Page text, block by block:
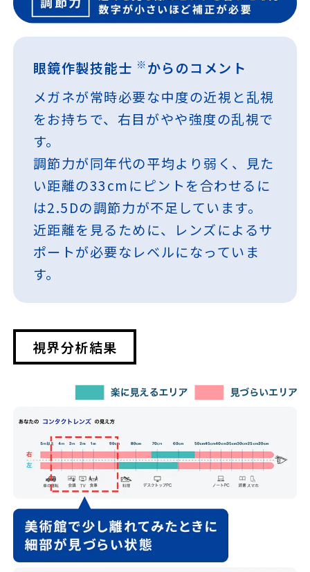
眼鏡作製技能士 ※からのコメント
メガネが常時必要な中度の近視と乱視
をお持ちで、右目がやや強度の乱視で
す。
調節力が同年代の平均より弱く、見た
い距離の33cmにピントを合わせるに
は2.5Dの調節力が不足しています。
近距離を見るために、レンズによるサ
ポートが必要なレベルになっていま
す。
視界分析結果